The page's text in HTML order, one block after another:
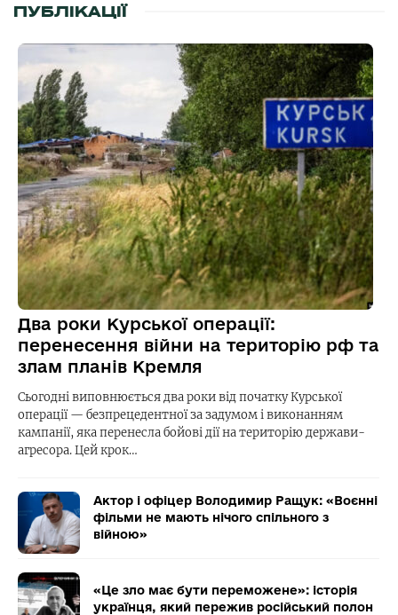
ПУБЛІКАЦІЇ
Два роки Курської операції:
перенесення війни на територію рф та
злам планів Кремля
Сьогодні виповнюється два роки від початку Курської
операції — безпрецедентної за задумом і виконанням
кампанії, яка перенесла бойові дії на територію держави-
агресора. Цей крок…
Актор і офіцер Володимир Ращук: «Воєнні
фільми не мають нічого спільного з
війною»
«Це зло має бути переможене»: історія
українця, який пережив російський полон